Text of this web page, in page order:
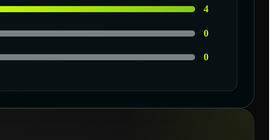
4
0
0